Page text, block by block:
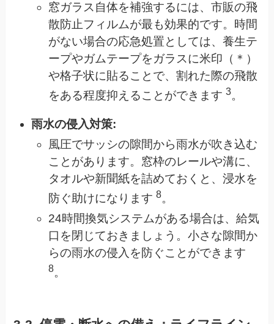
窓ガラス自体を補強するには、市販の飛
散防止フィルムが最も効果的です。時間
がない場合の応急処置としては、養生テ
ープやガムテープをガラスに米印（＊）
や格子状に貼ることで、割れた際の飛散
をある程度抑えることができます 3。
雨水の侵入対策:
風圧でサッシの隙間から雨水が吹き込む
ことがあります。窓枠のレールや溝に、
タオルや新聞紙を詰めておくと、浸水を
防ぐ助けになります 8。
24時間換気システムがある場合は、給気
口を閉じておきましょう。小さな隙間か
らの雨水の侵入を防ぐことができます
8。